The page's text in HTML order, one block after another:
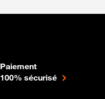
Paiement
100% sécurisé